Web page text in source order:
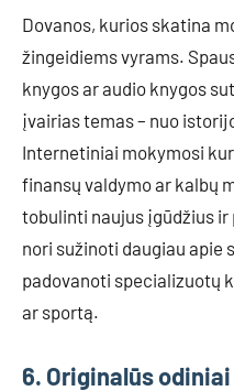
Dovanos, kurios skatina
žingeidiems vyrams.
knygos ar audio knygos
įvairias temas – nuo
Internetiniai mokymosi
finansų valdymo ar kalbų
tobulinti naujus įgūdžius
nori sužinoti daugiau apie
padovanoti specializuotų
ar sportą.
6. Originalūs